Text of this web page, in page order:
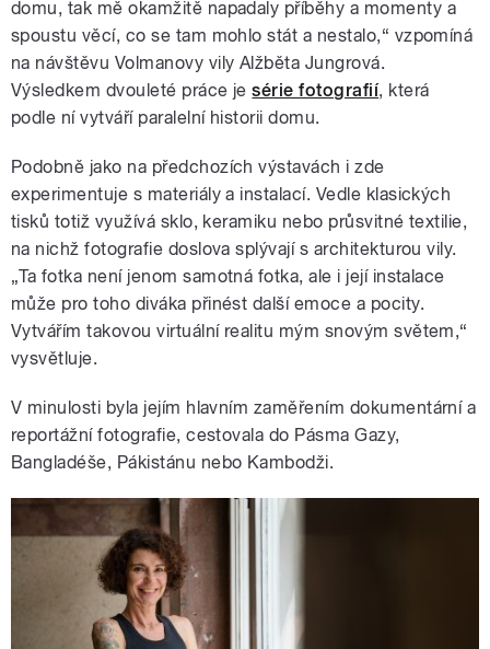
domu, tak mě okamžitě napadaly příběhy a momenty a
spoustu věcí, co se tam mohlo stát a nestalo,“ vzpomíná
na návštěvu Volmanovy vily Alžběta Jungrová.
Výsledkem dvouleté práce jesérie fotografií, která
podle ní vytváří paralelní historii domu.
Podobně jako na předchozích výstavách i zde
experimentuje s materiály a instalací. Vedle klasických
tisků totiž využívá sklo, keramiku nebo průsvitné textilie,
na nichž fotografie doslova splývají s architekturou vily.
„Ta fotka není jenom samotná fotka, ale i její instalace
může pro toho diváka přinést další emoce a pocity.
Vytvářím takovou virtuální realitu mým snovým světem,“
vysvětluje.
V minulosti byla jejím hlavním zaměřením dokumentární a
reportážní fotografie, cestovala do Pásma Gazy,
Bangladéše, Pákistánu nebo Kambodži.